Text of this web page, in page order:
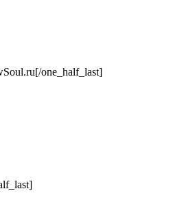
[/one_half_last]